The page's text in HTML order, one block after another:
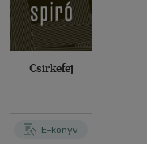
Csirkefej
E-könyv